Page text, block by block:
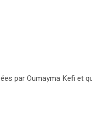
par Oumayma Kefi et